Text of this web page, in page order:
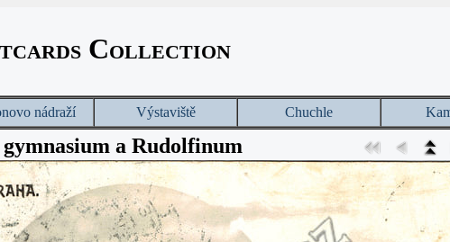
Collection
nádraží Výstaviště Chuchle
a Rudolfinum